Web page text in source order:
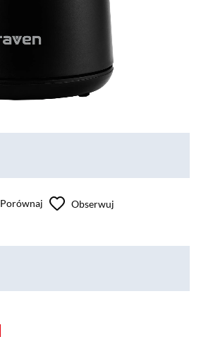
Porównaj Obserwuj